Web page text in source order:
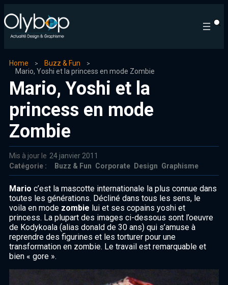
Home
Buzz & Fun
Mario, Yoshi et la princess en mode Zombie
Mario, Yoshi et la
princess en mode
Zombie
Mis à jour le 24 janvier 2011
Catégorie :
Buzz & Fun Corporate Design Graphisme
Mario c’est la mascotte internationale la plus connue dans
toutes les générations. Décliné dans tous les sens, le
voila en mode zombie lui et ses copains yoshi et
princess. La plupart des images ci-dessous sont l’oeuvre
de Kodykoala (alias donald de 30 ans) qui s’amuse à
reprendre des figurines et les torturer pour une
transformation en zombie. Le travail est remarquable et
bien « gore ».